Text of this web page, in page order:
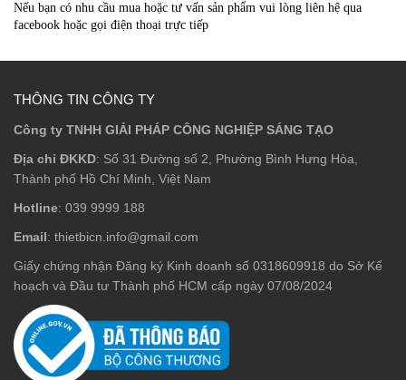
Nếu bạn có nhu cầu mua hoặc tư vấn sản phẩm vui lòng liên hệ qua
facebook hoặc gọi điện thoại trực tiếp
THÔNG TIN CÔNG TY
Công ty TNHH GIẢI PHÁP CÔNG NGHIỆP SÁNG TẠO
Địa chỉ ĐKKD: Số 31 Đường số 2, Phường Bình Hưng Hòa,
Thành phố Hồ Chí Minh, Việt Nam
Hotline: 039 9999 188
Email: thietbicn.info@gmail.com
Giấy chứng nhận Đăng ký Kinh doanh số 0318609918 do Sở Kế
hoạch và Đầu tư Thành phố HCM cấp ngày 07/08/2024